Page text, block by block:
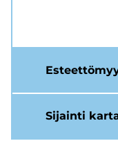
Si­jain­ti